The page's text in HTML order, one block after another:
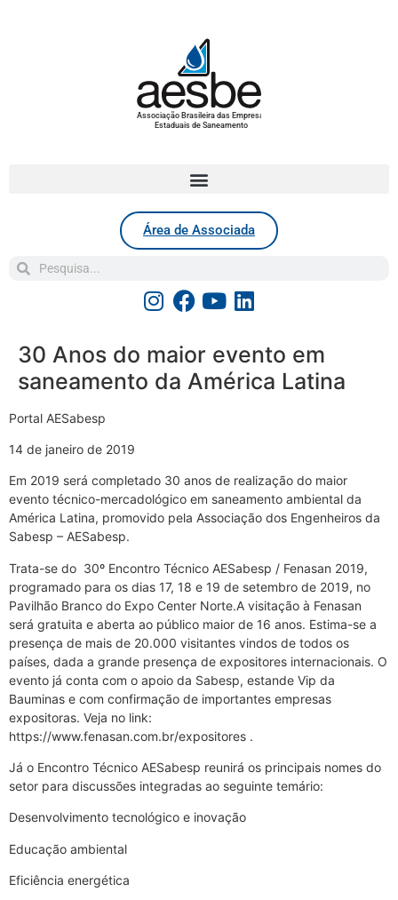
Associação Brasileira das Empresas
Estaduais de Saneamento
Área de Associada
30 Anos do maior evento em
saneamento da América Latina
Portal AESabesp
14 de janeiro de 2019
Em 2019 será completado 30 anos de realização do maior
evento técnico-mercadológico em saneamento ambiental da
América Latina, promovido pela Associação dos Engenheiros da
Sabesp – AESabesp.
Trata-se do 30º Encontro Técnico AESabesp / Fenasan 2019,
programado para os dias 17, 18 e 19 de setembro de 2019, no
Pavilhão Branco do Expo Center Norte.A visitação à Fenasan
será gratuita e aberta ao público maior de 16 anos. Estima-se a
presença de mais de 20.000 visitantes vindos de todos os
países, dada a grande presença de expositores internacionais. O
evento já conta com o apoio da Sabesp, estande Vip da
Bauminas e com confirmação de importantes empresas
expositoras. Veja no link:
https://www.fenasan.com.br/expositores .
Já o Encontro Técnico AESabesp reunirá os principais nomes do
setor para discussões integradas ao seguinte temário:
Desenvolvimento tecnológico e inovação
Educação ambiental
Eficiência energética